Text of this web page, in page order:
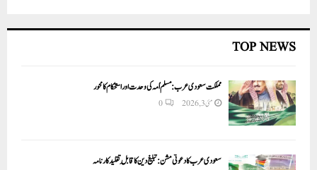
TOP NEWS
مملکت سعودی عرب: مسلم اُمہ کی وحدت اور استحکام کا محور
مئی 3, 2026 0
سعودی عرب کا دعوتی مشن: تبلیغ دین کا قابلِ تقلید کارنامہ